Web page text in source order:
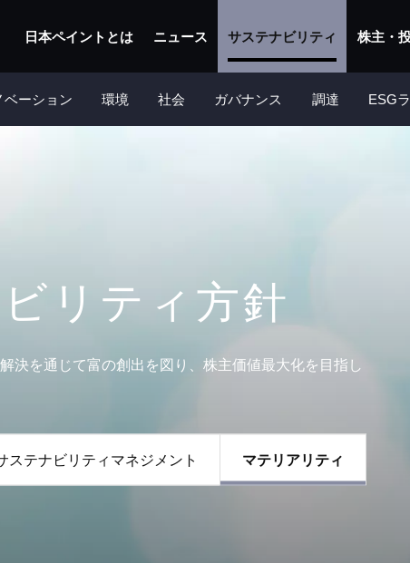
日本ペイントとは ニュース サステナビリティ
ベーション 環境 社会 ガバナンス 調達 ESG
株主・
リティ方針
決を通じて富の創出を図り、株主価値最大化を目指し
ステナビリティマネジメント マテリアリティ